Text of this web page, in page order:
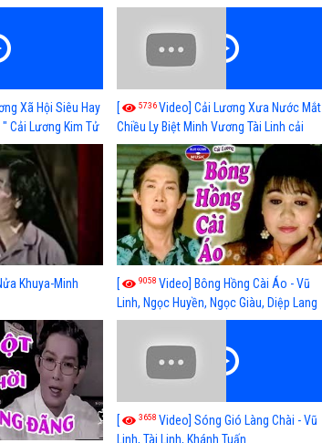
Thuỷ, Thanh Tuấn, Hồng Nga
Xã Hội Siêu Hay
" Cải Lương Kim Tử
Nhất
[ 5736Video] Cải Lương Xưa Nước Mắt
Chiều Ly Biệt Minh Vương Tài Linh cải
lương xã hội hay nhất
Khuya-Minh
[ 9058 Video] Bông Hồng Cài Áo - Vũ
Linh, Ngọc Huyền, Ngọc Giàu, Diệp Lang
[ 3658 Video] Sóng Gió Làng Chài - Vũ
Linh, Tài Linh, Khánh Tuấn